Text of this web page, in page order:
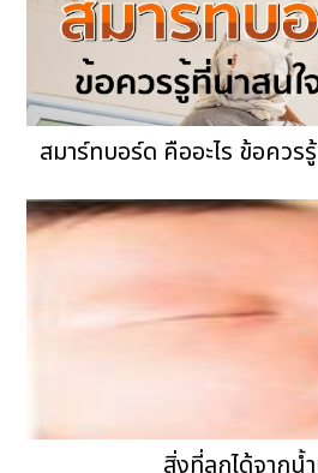
สมาร์ทบอร์ด คืออะไร ข้อควร